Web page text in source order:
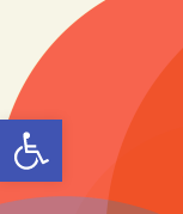
Abrir a